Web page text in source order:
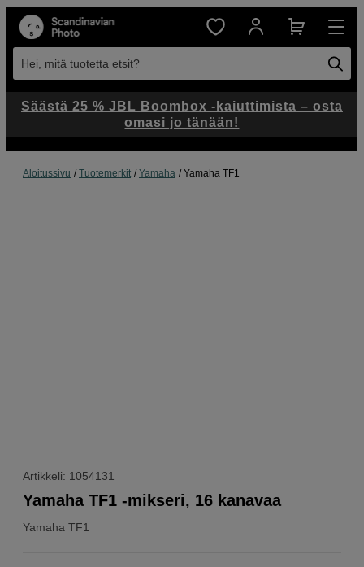
Hei, mitä tuotetta etsit?
Aloitussivu Tuotemerkit Yamaha Yamaha TF1
Artikkeli: 1054131
Yamaha TF1
Yamaha TF1 -mikseri, 16 kanavaa
Säästä 25 % JBL Boombox -kaiuttimista – osta
omasi jo tänään!